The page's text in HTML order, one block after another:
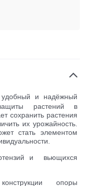
и надёжный
растений в
сохранить растения
их урожайность.
стать элементом
и вьющихся
опоры